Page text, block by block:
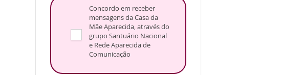
Concordo em receber
mensagens da Casa da
Mãe Aparecida, através do
grupo Santuário Nacional
e Rede Aparecida de
Comunicação